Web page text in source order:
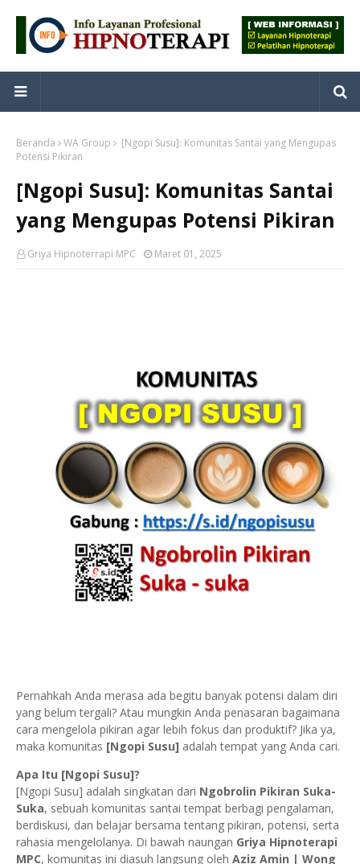
Beranda WA Group
[Ngopi Susu]: Komunitas Santai yang Mengupas
Potensi Pikiran
[Ngopi Susu]: Komunitas Santai
yang Mengupas Potensi Pikiran
Griya Hipnoterrapi MPC Maret 01, 2025
Pernahkah Anda merasa ada begitu banyak potensi dalam diri
yang belum tergali? Atau mungkin Anda penasaran bagaimana
cara mengelola pikiran agar lebih fokus dan produktif? Jika ya,
maka komunitas [Ngopi Susu] adalah tempat yang Anda cari.
Apa Itu [Ngopi Susu]?
[Ngopi Susu] adalah singkatan dari Ngobrolin Pikiran Suka-
Suka, sebuah komunitas santai tempat berbagi pengalaman,
berdiskusi, dan belajar bersama tentang pikiran, potensi, serta
rahasia mengelolanya. Di bawah naungan Griya Hipnoterapi
MPC, komunitas ini diasuh langsung oleh Aziz Amin | Wong